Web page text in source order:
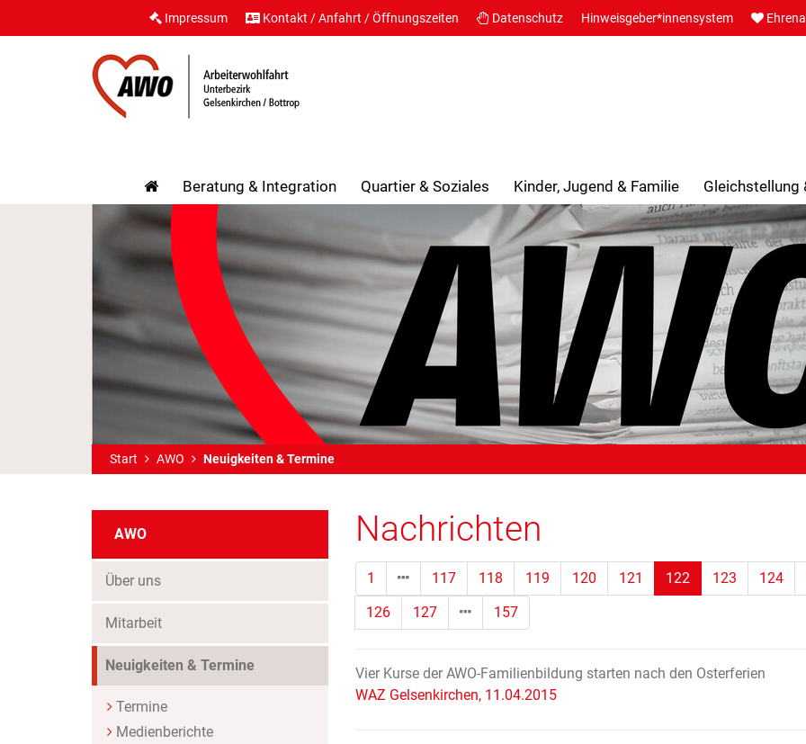
Impressum Kontakt / Anfahrt / Öffnungszeiten Datenschutz Hinweisgeber*innensystem
Beratung & Integration Quartier & Soziales Kinder, Jugend & Familie Gleichstellung
Start AWO Neuigkeiten & Termine
AWO
Über uns
Mitarbeit
Neuigkeiten & Termine
Termine
Medienberichte
Nachrichten
1 117 118 119 120 121 122(Standort)
123 124
126
127 157
Vier Kurse der AWO-Familienbildung starten nach den Osterferien
WAZ Gelsenkirchen, 11.04.2015